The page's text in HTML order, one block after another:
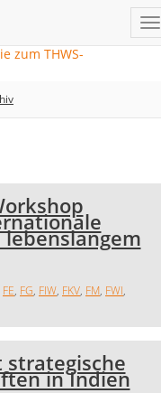
FE, FG, FIW, FKV, FM, FWI,
strategische
in Indien